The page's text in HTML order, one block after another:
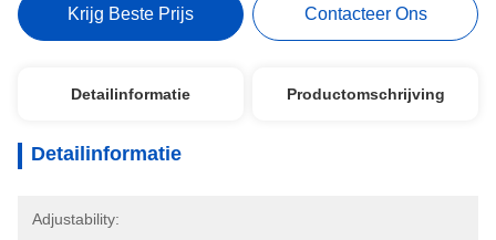
Krijg Beste Prijs Contacteer Ons
Detailinformatie Productomschrijving
Detailinformatie
Adjustability: